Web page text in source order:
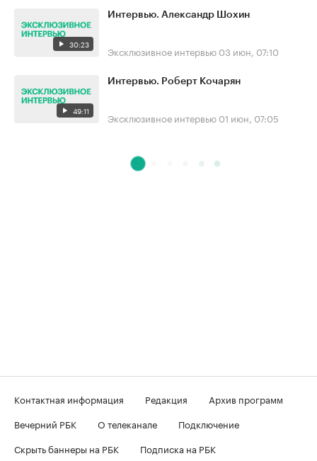
30:23
Интервью. Александр Шохин
Эксклюзивное интервью 03 июн, 07:10
49:11
Интервью. Роберт Кочарян
Эксклюзивное интервью 01 июн, 07:05
Контактная информация Редакция
Архив программ
Вечерний РБК
О телеканале
Подключение
Скрыть баннеры на РБК
Подписка на РБК